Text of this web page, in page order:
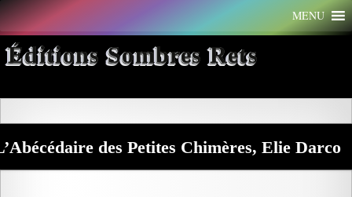
Aller
au
contenu
MENU
Éditions Sombres Rets
des Petites Chimères, Elie Darco